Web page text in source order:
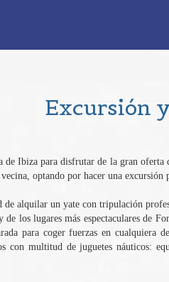
Excursión
Ibiza para disfrutar de la gran
optando por hacer una excursión
alquilar un yate con tripulación
los lugares más espectaculares de
para coger fuerzas en
con multitud de juguetes náuticos: